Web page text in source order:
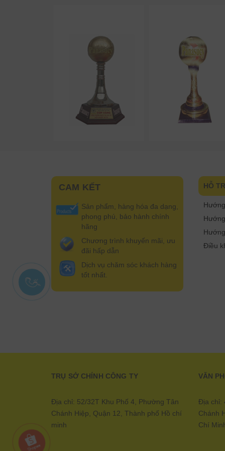
CAM KẾT
Sản phẩm, hàng hóa đa dạng,
phong phú, bảo hành chính
hãng
Chương trình khuyến mãi, ưu
đãi hấp dẫn
Dịch vụ chăm sóc khách hàng
tốt nhất.
HỖ
Điều
TRỤ SỞ CHÍNH CÔNG TY
Địa chỉ: 52/32T Khu Phố 4, Phường Tân
Chánh Hiệp, Quận 12, Thành phố Hồ chí
minh
VĂN
Địa chỉ:
Chánh
Chí